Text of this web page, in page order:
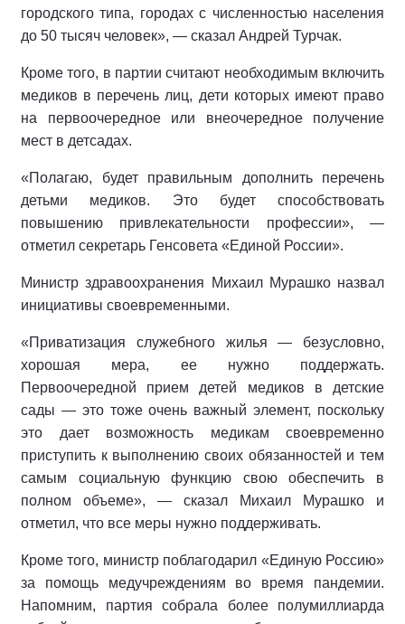
городского типа, городах с численностью населения
до 50 тысяч человек», — сказал Андрей Турчак.
Кроме того, в партии считают необходимым включить
медиков в перечень лиц, дети которых имеют право
на первоочередное или внеочередное получение
мест в детсадах.
«Полагаю, будет правильным дополнить перечень
детьми медиков. Это будет способствовать
повышению привлекательности профессии», —
отметил секретарь Генсовета «Единой России».
Министр здравоохранения Михаил Мурашко назвал
инициативы своевременными.
«Приватизация служебного жилья — безусловно,
хорошая мера, ее нужно поддержать.
Первоочередной прием детей медиков в детские
сады — это тоже очень важный элемент, поскольку
это дает возможность медикам своевременно
приступить к выполнению своих обязанностей и тем
самым социальную функцию свою обеспечить в
полном объеме», — сказал Михаил Мурашко и
отметил, что все меры нужно поддерживать.
Кроме того, министр поблагодарил «Единую Россию»
за помощь медучреждениям во время пандемии.
Напомним, партия собрала более полумиллиарда